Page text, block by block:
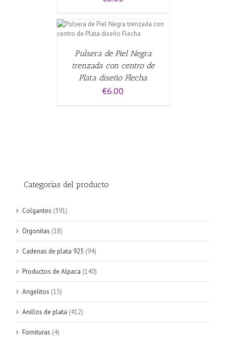
Pulsera de Piel Negra
trenzada con centro de
Plata diseño Flecha
€6.00
Categorías del producto
Colgantes (391)
Orgonitas (18)
Cadenas de plata 925 (94)
Productos de Alpaca (140)
Angelitos (15)
Anillos de plata (412)
Fornituras (4)